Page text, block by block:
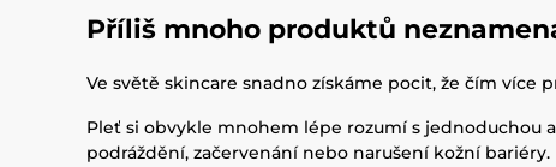
Příliš mnoho produktů
Ve světě skincare snadno získáme pocit, že čím více
Pleť si obvykle mnohem lépe rozumí s jednoduchou
podráždění, začervenání nebo narušení kožní bariéry.